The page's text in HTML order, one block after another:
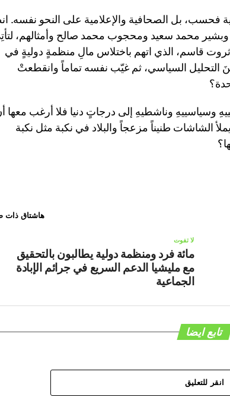
فحسب، بل الصحافية والإعلامية على النحو نفسه.
محمد سعيد ومحجوب محمد صالح وأمثالهم،
قاسم، الذي اتهم باختلاس مالِ منظمةٍ دوليةٍ في
التحليل السياسي، ثم غيّب نفسه تماماً وانقطعتْ
وسياسييهِ وناشطيهِ إلى درجاتٍ دنيا فلا أرغب معها
طنيناً مزعجاً والبلاد في نكبة مثل نكبة
هاشتاق ذات
لا تفوت
مائة فرد ومنظمة دولية يطالبون بالتحقيق
مع مليشيا الدعم السريع في جرائم الإبادة
الجماعية
تابع ايضا
انقر للتعليق